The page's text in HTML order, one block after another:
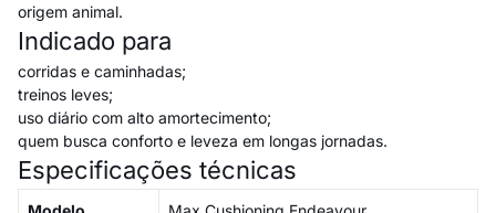
origem animal.
Indicado para
corridas e caminhadas;
treinos leves;
uso diário com alto amortecimento;
quem busca conforto e leveza em longas jornadas.
Especificações técnicas